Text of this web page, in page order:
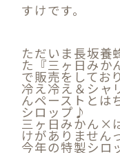
すけです。
ただいま長坂養
た『三ヶ日みか
で販売をしてお
冷え冷え＆シャ
んペーストとは
シロップ♪
三ヶ日みかん×
けがありません
今年の特製シロ